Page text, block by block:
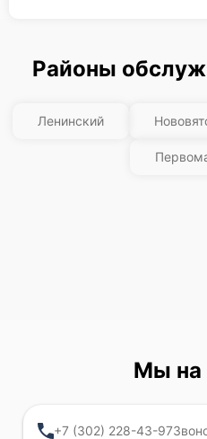
Районы
Ленинский
Мы на
+7 (302) 228-43-97